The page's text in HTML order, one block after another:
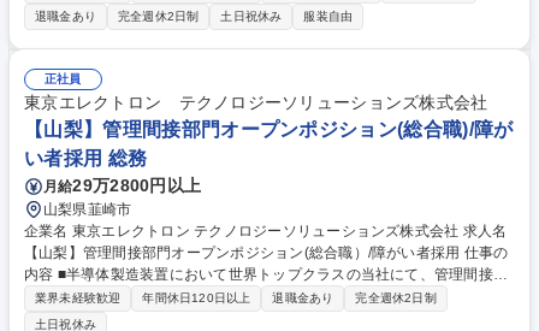
員や研修から学んでいただけます。 【具体的には】 ■人事労務(勤怠管理
や採用)■経理(請求及び営業所の支払い等)■安全衛生に関する管理監督■製
造請負/貨物輸送及び営業倉庫に関わる事業所の運営全般 【将来的には】
■予算管理や取引先との価格交渉および営業活動など業務範囲を広げてい
ただき、所長など拠点の管理責任者を目指していただけます。 募集職種
白州/物流センター運営管理(地域総合職)将来の所長候補として経営資源を
管理
退職金あり
完全週休2日制 土日祝休み 服装自由
正社員
東京エレクトロン テクノロジーソリューションズ株式会社
【山梨】管理間接部門オープンポジション(総合職)/障が
い者採用 総務
月給29万2800円以上
山梨県韮崎市
企業名 東京エレクトロン テクノロジーソリューションズ株式会社 求人名
【山梨】管理間接部門オープンポジション(総合職）/障がい者採用 仕事の
内容 ■半導体製造装置において世界トップクラスの当社にて、管理間接部
門でご経験を活かしてご活躍いただきます。 【具体的な業務例】■各部門
の予算づくりや運営、企画業務をお任せいたします ■社員の労務管理戦略
業界未経験歓迎 年間休日120日以上 退職金あり
完全週休2日制
土日祝休み